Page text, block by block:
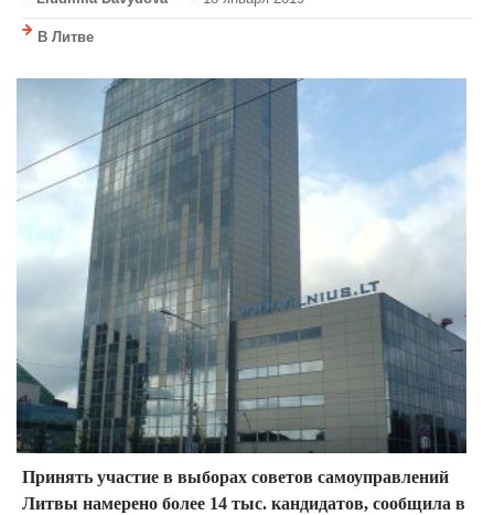
В Литве
Принять участие в выборах советов самоуправлений
Литвы намерено более 14 тыс. кандидатов, сообщила в